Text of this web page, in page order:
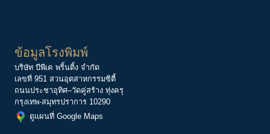
ข้อมูลโรงพิมพ์
บริษัท บีพีเค พริ้นติ้ง จำกัด
เลขที่ 951 สวนอุตสาหกรรมซิตี้
ถนนประชาอุทิศ–วัดคู่สร้าง ทุ่งครุ
กรุงเทพ-สมุทรปราการ 10290
ดูแผนที่ Google Maps